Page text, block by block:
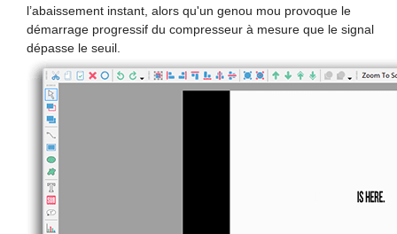
l’abaissement instant, alors qu'un genou mou provoque le
démarrage progressif du compresseur à mesure que le signal
dépasse le seuil.